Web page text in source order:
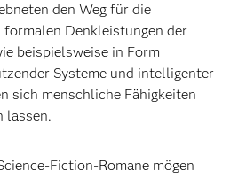
den Weg für die
Denkleistungen der
beispielsweise in Form
Systeme und intelligenter
sich menschliche Fähigkeiten
lassen.
Fiction-Romane mögen